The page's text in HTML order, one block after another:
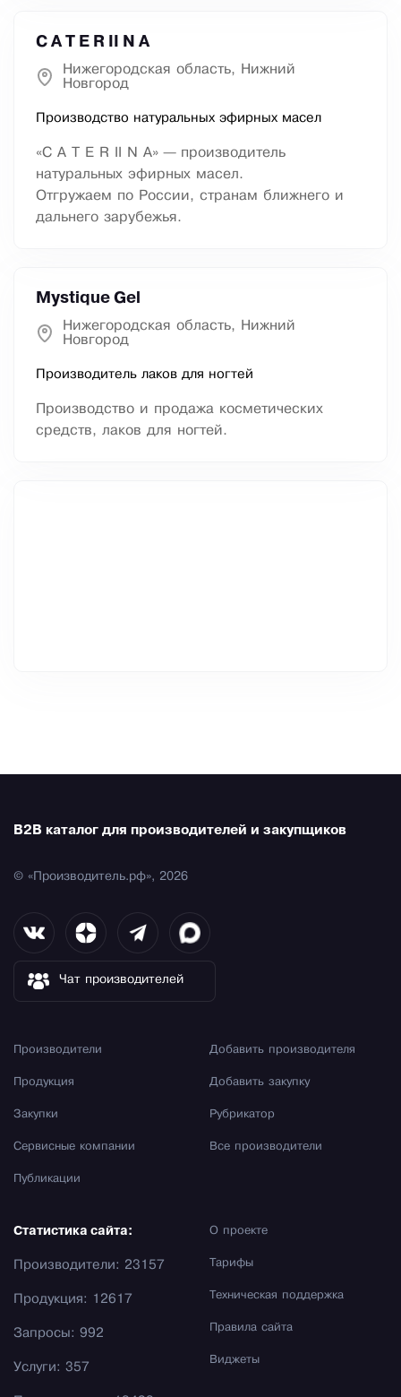
C A T E R II N A
Нижегородская область, Нижний
Новгород
Производство натуральных эфирных масел
«C A T E R II N A» — производитель
натуральных эфирных масел.
Отгружаем по России, странам ближнего и
дальнего зарубежья.
Mystique Gel
Нижегородская область, Нижний
Новгород
Производитель лаков для ногтей
Производство и продажа косметических
средств, лаков для ногтей.
B2B каталог для производителей и закупщиков
© «Производитель.рф», 2026
Чат производителей
Производители
Продукция
Закупки
Сервисные компании
Публикации
Добавить производителя
Добавить закупку
Рубрикатор
Все производители
О проекте
Тарифы
Техническая поддержка
Правила сайта
Виджеты
Статистика сайта:
Производители: 23157
Продукция: 12617
Запросы: 992
Услуги: 357